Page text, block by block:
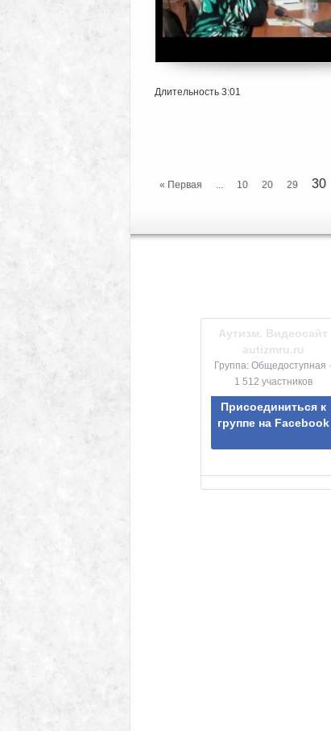
Длительность 3:01
« Первая ... 10 20 29 30
Аутизм. Видеосайт
autizmru.ru
Группа: Общедоступная ·
1 512 участников
Присоединиться к
группе на Facebook